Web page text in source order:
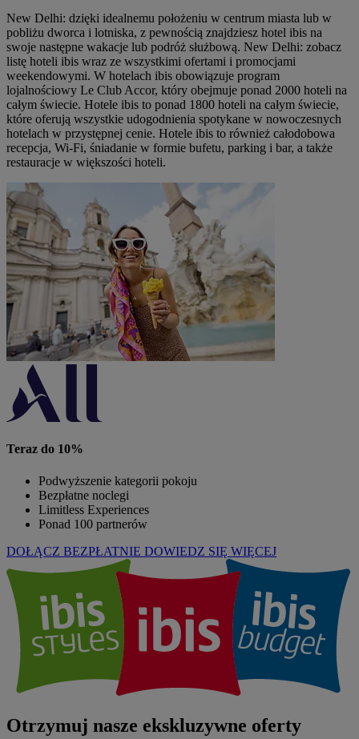
New Delhi: dzięki idealnemu położeniu w centrum miasta lub w
pobliżu dworca i lotniska, z pewnością znajdziesz hotel ibis na
swoje następne wakacje lub podróż służbową. New Delhi: zobacz
listę hoteli ibis wraz ze wszystkimi ofertami i promocjami
weekendowymi. W hotelach ibis obowiązuje program
lojalnościowy Le Club Accor, który obejmuje ponad 2000 hoteli na
całym świecie. Hotele ibis to ponad 1800 hoteli na całym świecie,
które oferują wszystkie udogodnienia spotykane w nowoczesnych
hotelach w przystępnej cenie. Hotele ibis to również całodobowa
recepcja, Wi-Fi, śniadanie w formie bufetu, parking i bar, a także
restauracje w większości hoteli.
Teraz do 10%
Podwyższenie kategorii pokoju
Bezpłatne noclegi
Limitless Experiences
Ponad 100 partnerów
DOŁĄCZ BEZPŁATNIE DOWIEDZ SIĘ WIĘCEJ
Otrzymuj nasze ekskluzywne oferty